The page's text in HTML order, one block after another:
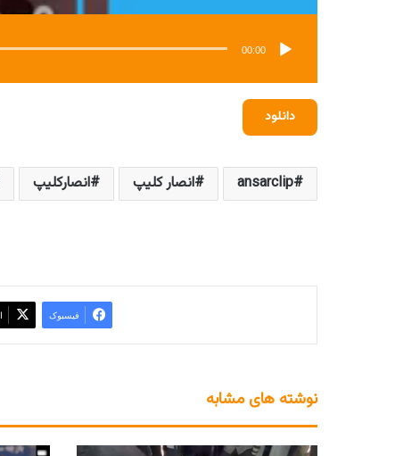
00:00
دانلود
ansarclip انصار کلیپ انصارکلیپ
فیسبوک
نوشته های مشابه